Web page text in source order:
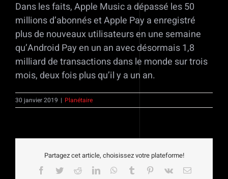
Dans les faits, Apple Music a dépassé les 50
millions d’abonnés et Apple Pay a enregistré
plus de nouveaux utilisateurs en une semaine
qu’Android Pay en un an avec désormais 1,8
milliard de transactions dans le monde sur trois
mois, deux fois plus qu’il y a un an.
30 janvier 2019 | Planétaire
Partagez cet article, choisissez votre plateforme!
Facebook
TwitterRedditLinkedInWhatsApp
Tumblr Pinterest
Vk Email